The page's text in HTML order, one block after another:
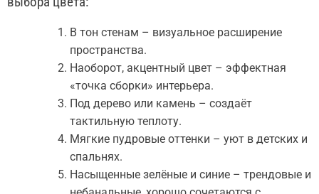
В тон стенам – визуальное расширение
пространства.
Наоборот, акцентный цвет – эффектная
«точка сборки» интерьера.
Под дерево или камень – создаёт
тактильную теплоту.
Мягкие пудровые оттенки – уют в детских и
спальнях.
Насыщенные зелёные и синие – трендовые и